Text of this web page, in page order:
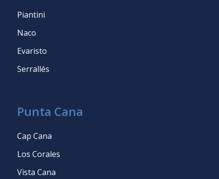
Piantini
Naco
Evaristo
Serrallés
Punta Cana
Cap Cana
Los Corales
Vista Cana